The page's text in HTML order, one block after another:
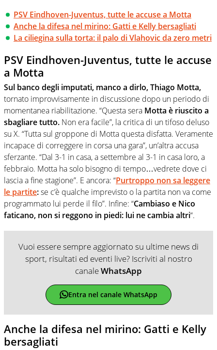
PSV Eindhoven-Juventus, tutte le accuse a Motta
Anche la difesa nel mirino: Gatti e Kelly bersagliati
La ciliegina sulla torta: il palo di Vlahovic da zero metri
PSV Eindhoven-Juventus, tutte le accuse
a Motta
Sul banco degli imputati, manco a dirlo, Thiago Motta,
tornato improvvisamente in discussione dopo un periodo di
momentanea riabilitazione. “Questa sera Motta è riuscito a
sbagliare tutto. Non era facile”, la critica di un tifoso deluso
su X. “Tutta sul groppone di Motta questa disfatta. Veramente
incapace di correggere in corsa una gara”, un’altra accusa
sferzante. “Dal 3-1 in casa, a settembre al 3-1 in casa loro, a
febbraio. Motta ha solo bisogno di tempo…vedrete dove ci
lascia a fine stagione”. E ancora: “Purtroppo non sa leggere
le partite:se c’è qualche imprevisto o la partita non va come
programmato lui perde il filo”. Infine: “Cambiaso e Nico
faticano, non si reggono in piedi: lui ne cambia altri“.
Vuoi essere sempre aggiornato su ultime news di
sport, risultati ed eventi live? Iscriviti al nostro
canaleWhatsApp
Entra nel canale WhatsApp
Anche la difesa nel mirino: Gatti e Kelly
bersagliati